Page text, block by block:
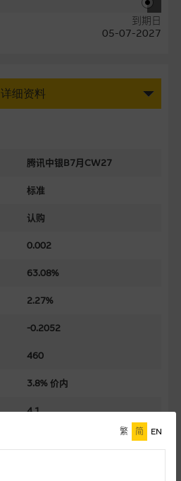
到期日
05-07-2027
详细资料
腾讯中银B7月CW27
标准
认购
0.002
63.08%
2.27%
-0.2052
460
3.8% 价内
4.1
繁 简 EN